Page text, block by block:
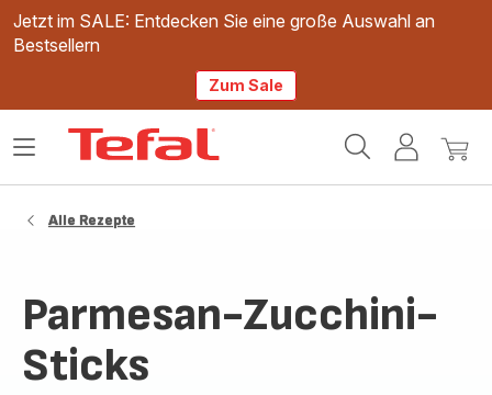
Jetzt im SALE: Entdecken Sie eine große Auswahl an
Bestsellern
Zum Sale
Mein
Mein
Das
Alle Rezepte
Parmesan-Zucchini-
Sticks